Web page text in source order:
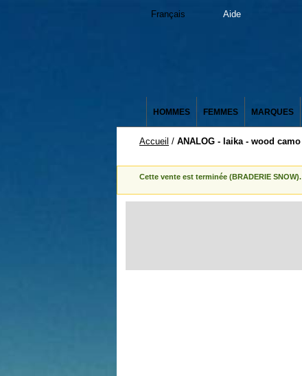
Français Aide
HOMMES FEMMES MARQUES
Accueil / ANALOG - laika - wood camo
Cette vente est terminée (BRADERIE SNOW).